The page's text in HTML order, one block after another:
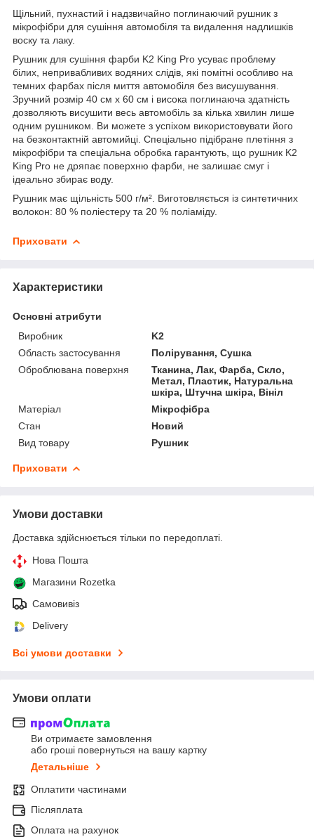
Щільний, пухнастий і надзвичайно поглинаючий рушник з
мікрофібри для сушіння автомобіля та видалення надлишків
воску та лаку.
Рушник для сушіння фарби K2 King Pro усуває проблему
білих, непривабливих водяних слідів, які помітні особливо на
темних фарбах після миття автомобіля без висушування.
Зручний розмір 40 см x 60 см і висока поглинаюча здатність
дозволяють висушити весь автомобіль за кілька хвилин лише
одним рушником. Ви можете з успіхом використовувати його
на безконтактній автомийці. Спеціально підібране плетіння з
мікрофібри та спеціальна обробка гарантують, що рушник K2
King Pro не дряпає поверхню фарби, не залишає смуг і
ідеально збирає воду.
Рушник має щільність 500 г/м². Виготовляється із синтетичних
волокон: 80 % поліестеру та 20 % поліаміду.
Приховати
Характеристики
Основні атрибути
Виробник
K2
Область застосування
Полірування, Сушка
Оброблювана поверхня
Тканина, Лак, Фарба, Скло,
Метал, Пластик, Натуральна
шкіра, Штучна шкіра, Вініл
Матеріал
Мікрофібра
Стан
Новий
Вид товару
Рушник
Приховати
Умови доставки
Доставка здійснюється тільки по передоплаті.
Нова Пошта
Магазини Rozetka
Самовивіз
Delivery
Всі умови доставки
Умови оплати
Ви отримаєте замовлення
або гроші повернуться на вашу картку
Детальніше
Оплатити частинами
Післяплата
Оплата на рахунок